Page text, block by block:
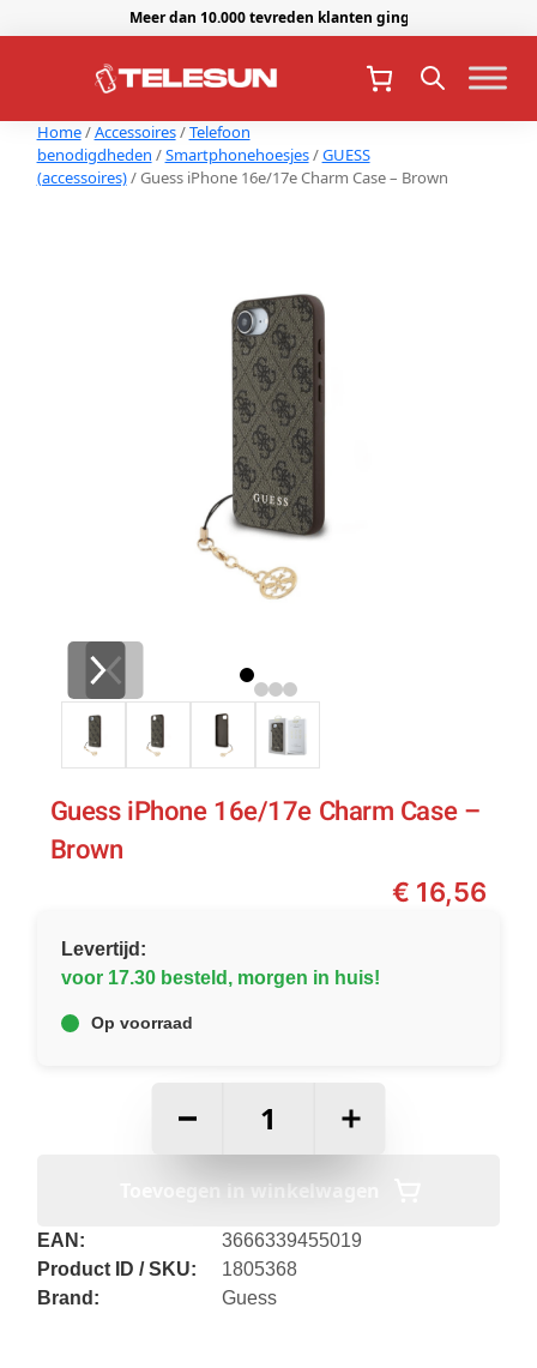
Meer dan 10.000 tevreden klanten gingen je voor.
Home/Accessoires/Telefoon
benodigdheden /Smartphonehoesjes/GUESS
(accessoires)/ Guess iPhone 16e/17e Charm Case – Brown
Guess iPhone 16e/17e Charm Case –
Brown
€ 16,56
Levertijd:
voor 17.30 besteld, morgen in huis!
Op voorraad
+
Toevoegen in winkelwagen
EAN:
3666339455019
Product ID / SKU:
1805368
Brand:
Guess